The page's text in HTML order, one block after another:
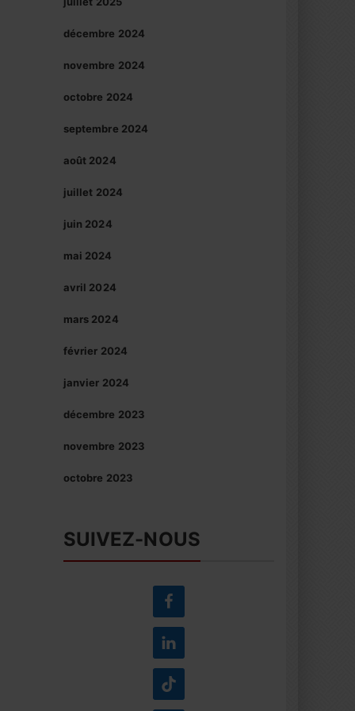
décembre 2024
novembre 2024
octobre 2024
septembre 2024
août 2024
juillet 2024
juin 2024
mai 2024
avril 2024
mars 2024
février 2024
janvier 2024
décembre 2023
novembre 2023
octobre 2023
SUIVEZ-NOUS